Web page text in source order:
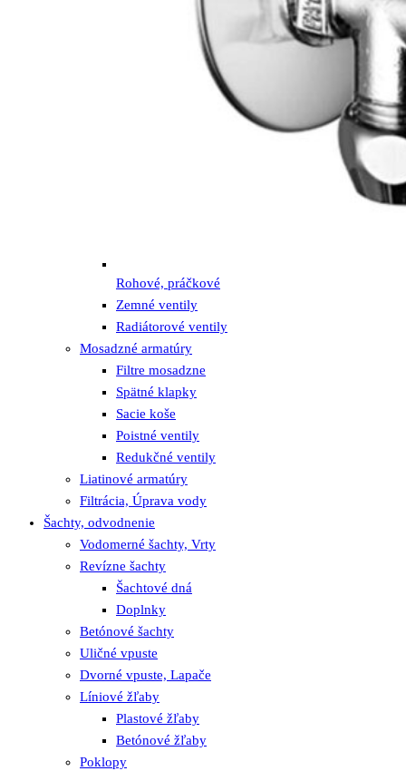
Rohové, práčkové
Zemné ventily
Radiátorové ventily
Mosadzné armatúry
Filtre mosadzne
Spätné klapky
Sacie koše
Poistné ventily
Redukčné ventily
Liatinové armatúry
Filtrácia, Úprava vody
Šachty, odvodnenie
Vodomerné šachty, Vrty
Revízne šachty
Šachtové dná
Doplnky
Betónové šachty
Uličné vpuste
Dvorné vpuste, Lapače
Líniové žľaby
Plastové žľaby
Betónové žľaby
Poklopy